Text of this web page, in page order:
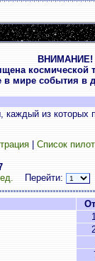
ВНИМАНИЕ!
космической
мире события в
из
| Список
Перейти: